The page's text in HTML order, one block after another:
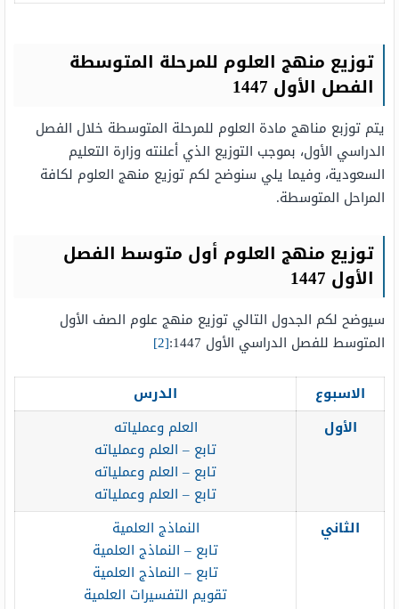
توزيع منهج العلوم للمرحلة المتوسطة
الفصل الأول 1447
يتم توزبع مناهج مادة العلوم للمرحلة المتوسطة خلال الفصل
الدراسي الأول، بموجب التوزيع الذي أعلنته وزارة التعليم
السعودية، وفيما يلي سنوضح لكم توزيع منهج العلوم لكافة
المراحل المتوسطة.
توزيع منهج العلوم أول متوسط الفصل
الأول 1447
سيوضح لكم الجدول التالي توزيع منهج علوم الصف الأول
المتوسط للفصل الدراسي الأول 1447:
[2]
الاسبوع
الدرس
الأول
العلم وعملياته
تابع – العلم وعملياته
تابع – العلم وعملياته
تابع – العلم وعملياته
الثاني
النماذج العلمية
تابع – النماذج العلمية
تابع – النماذج العلمية
تقويم التفسيرات العلمية